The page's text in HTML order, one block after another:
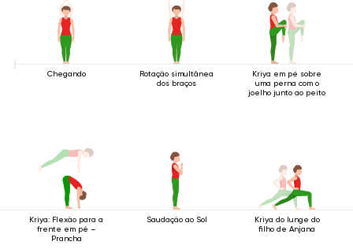
Chegando
Rotação simultânea
dos braços
Kriya em pé sobre
uma perna com o
joelho junto ao peito
Kriya: Flexão para a
frente em pé –
Prancha
Saudação ao Sol
Kriya do lunge do
filho de Anjana